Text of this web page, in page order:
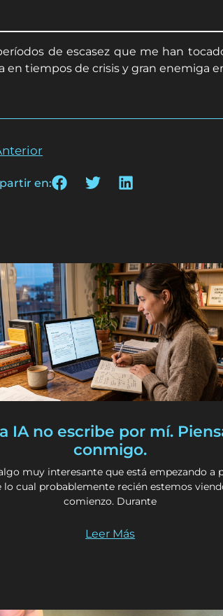
de escasez que me han
en tiempos de crisis y gran enemiga
en:
IA no escribe por mí.
conmigo.
muy interesante que está empezando a
lo cual probablemente recién estemos
comienzo. Durante
Leer Más